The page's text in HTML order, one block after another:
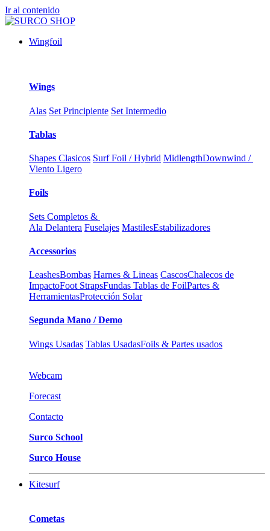
Ir al contenido
Wingfoil
Wings
Alas Set Principiente Set Intermedio
Tablas
Shapes Clasicos Surf Foil / Hybrid MidlengthDownwind /
Viento Ligero
Foils
Sets Completos &
Ala Delantera Fuselajes MastilesEstabilizadores
Accessorios
LeashesBombas Harnes & Lineas CascosChalecos de
ImpactoFoot StrapsFundas Tablas de FoilPartes &
HerramientasProtección Solar
Segunda Mano / Demo
Wings Usadas Tablas UsadasFoils & Partes usados
Webcam
Forecast
Contacto
Surco School
Surco House
Kitesurf
Cometas